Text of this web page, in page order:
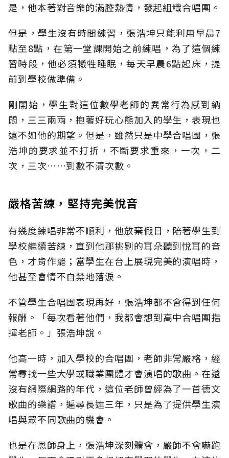
是，他本著對音樂的滿腔熱情，發起組織合唱團。
但是，學生沒有時間練習，張浩坤只能利用早晨7
點至8點，在第一堂課開始之前練唱，為了這個練
習時段，他必須犧牲睡眠，每天早晨6點起床，提
前到學校做準備。
剛開始，學生對這位數學老師的異常行為感到納
悶，三三兩兩，抱著好玩心態加入的學生，表現也
遠不如他的期望。但是，雖然只是中學合唱團，張
浩坤的要求並不打折，不斷要求重來，一次，二
次，三次……到數不清次數。
嚴格苦練，堅持完美悅音
有幾度練唱非常不順利，他放棄假日，陪著學生到
學校繼續苦練，直到他那挑剔的耳朵聽到悅耳的音
色，才肯作罷；當學生在台上展現完美的演唱時，
他甚至會情不自禁地落淚。
不管學生合唱團表現再好，張浩坤都不會得到任何
報酬。「每次看著他們，我都會想到高中合唱團指
揮老師。」張浩坤說。
他高一時，加入學校的合唱團，老師非常嚴格，經
常尋找一些大學或職業團體才會演唱的歌曲。在還
沒有網際網路的年代，這位老師曾經為了一首德文
歌曲的樂譜，遍尋長達三年，只是為了提供學生演
唱與眾不同歌曲的機會。
也是在恩師身上，張浩坤深刻體會，嚴師不會嚇跑